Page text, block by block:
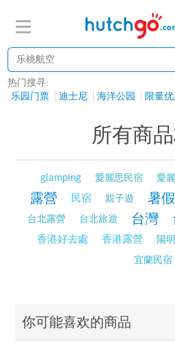
热门搜寻:
乐园门票
迪士尼 海洋公园 限量
所有商
glamping 愛麗思民宿 愛
露營 民宿 親子遊 暑
台北露營
台北旅遊 台灣
香港好去處 香港露營 陽
宜蘭民宿
你可能喜欢的商品